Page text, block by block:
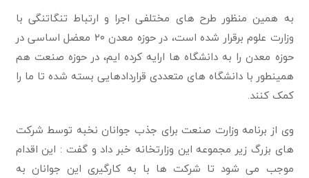
به همین منظور طرح های مختلفی اجرا و ارتباط تنگاتنگی با
وزارت علوم برقرار شده است، در حوزه معدن ۲۰ معضل اساسی در
حوزه معدن را به دانشگاه ها ارایه کرده ایم، در حوزه صنعت هم
همینطور با دانشگاه های متعددی قراردادهایی بسته شده تا ما را
کمک کنند.
وی از برنامه وزارت صنعت برای جذب جوانان نخبه توسط شرکت
های بزرگ زیر مجموعه این وزارتخانه خبر داد و گفت : این اقدام
موجب می شود تا شرکت ها با به کارگیری این جوانان به